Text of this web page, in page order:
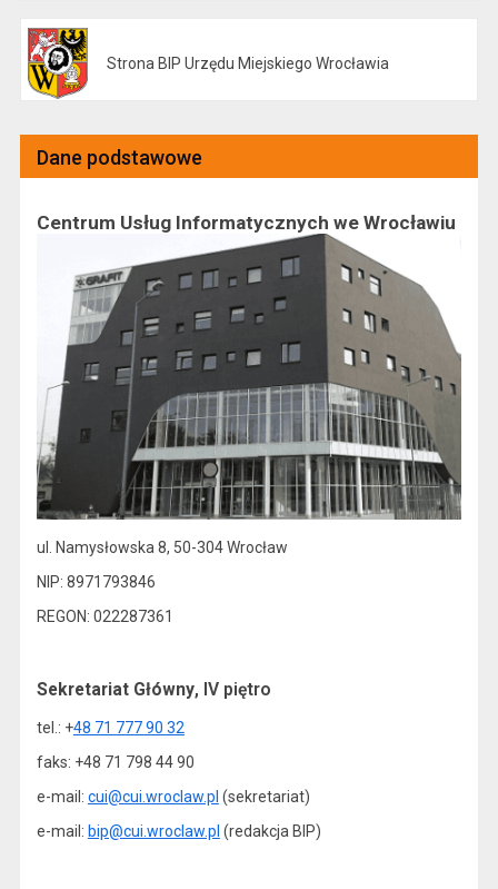
Strona BIP Urzędu Miejskiego Wrocławia
Dane podstawowe
Centrum Usług Informatycznych we Wrocławiu
ul. Namysłowska 8, 50-304 Wrocław
NIP: 8971793846
REGON: 022287361
Sekretariat Główny, IV piętro
tel.: +48 71 777 90 32
faks: +48 71 798 44 90
e-mail: cui@cui.wroclaw.pl (sekretariat)
e-mail: bip@cui.wroclaw.pl (redakcja BIP)